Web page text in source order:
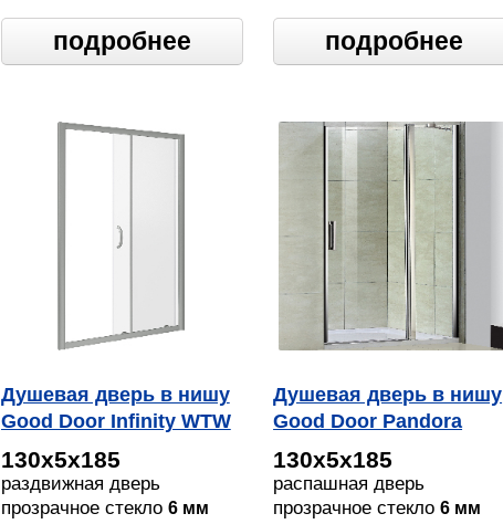
подробнее подробнее
Душевая дверь в нишу
Good Door Infinity WTW
130 C CH
130х5х185
раздвижная дверь
прозрачное стекло 6 мм
Душевая дверь в нишу
Good Door Pandora
WTW 130
130х5х185
распашная дверь
прозрачное стекло6 мм